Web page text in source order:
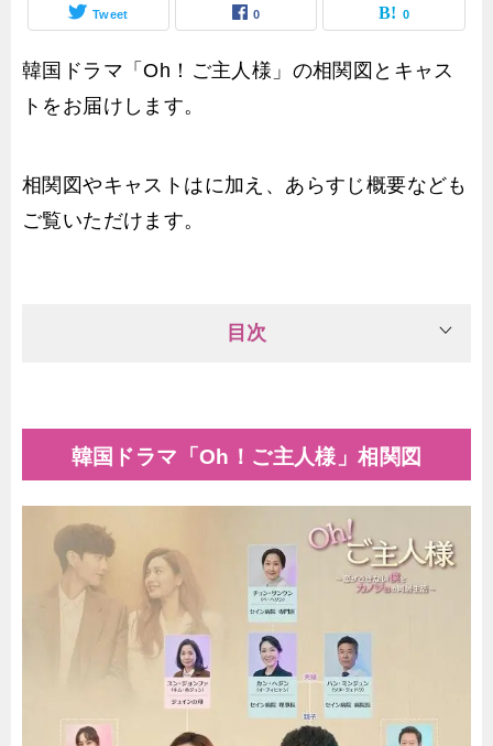
Tweet 0 0
韓国ドラマ「Oh！ご主人様」の相関図とキャス
トをお届けします。
相関図やキャストはに加え、あらすじ概要なども
ご覧いただけます。
目次
韓国ドラマ「Oh！ご主人様」相関図